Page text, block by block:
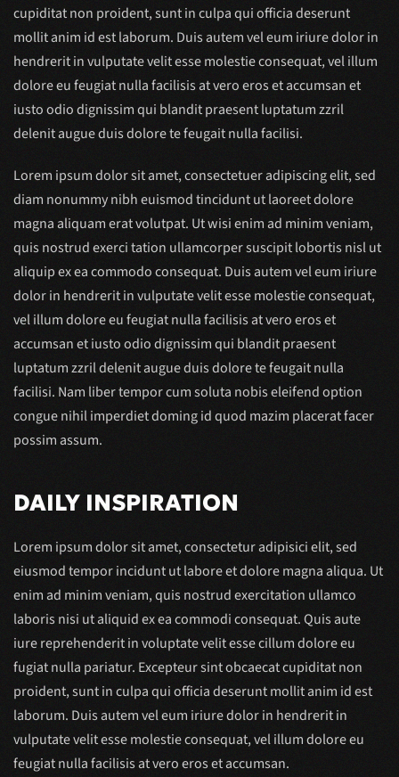
cupiditat non proident, sunt in culpa qui officia deserunt
mollit anim id est laborum. Duis autem vel eum iriure dolor in
hendrerit in vulputate velit esse molestie consequat, vel illum
dolore eu feugiat nulla facilisis at vero eros et accumsan et
iusto odio dignissim qui blandit praesent luptatum zzril
delenit augue duis dolore te feugait nulla facilisi.
Lorem ipsum dolor sit amet, consectetuer adipiscing elit, sed
diam nonummy nibh euismod tincidunt ut laoreet dolore
magna aliquam erat volutpat. Ut wisi enim ad minim veniam,
quis nostrud exerci tation ullamcorper suscipit lobortis nisl ut
aliquip ex ea commodo consequat. Duis autem vel eum iriure
dolor in hendrerit in vulputate velit esse molestie consequat,
vel illum dolore eu feugiat nulla facilisis at vero eros et
accumsan et iusto odio dignissim qui blandit praesent
luptatum zzril delenit augue duis dolore te feugait nulla
facilisi. Nam liber tempor cum soluta nobis eleifend option
congue nihil imperdiet doming id quod mazim placerat facer
possim assum.
DAILY INSPIRATION
Lorem ipsum dolor sit amet, consectetur adipisici elit, sed
eiusmod tempor incidunt ut labore et dolore magna aliqua. Ut
enim ad minim veniam, quis nostrud exercitation ullamco
laboris nisi ut aliquid ex ea commodi consequat. Quis aute
iure reprehenderit in voluptate velit esse cillum dolore eu
fugiat nulla pariatur. Excepteur sint obcaecat cupiditat non
proident, sunt in culpa qui officia deserunt mollit anim id est
laborum. Duis autem vel eum iriure dolor in hendrerit in
vulputate velit esse molestie consequat, vel illum dolore eu
feugiat nulla facilisis at vero eros et accumsan.